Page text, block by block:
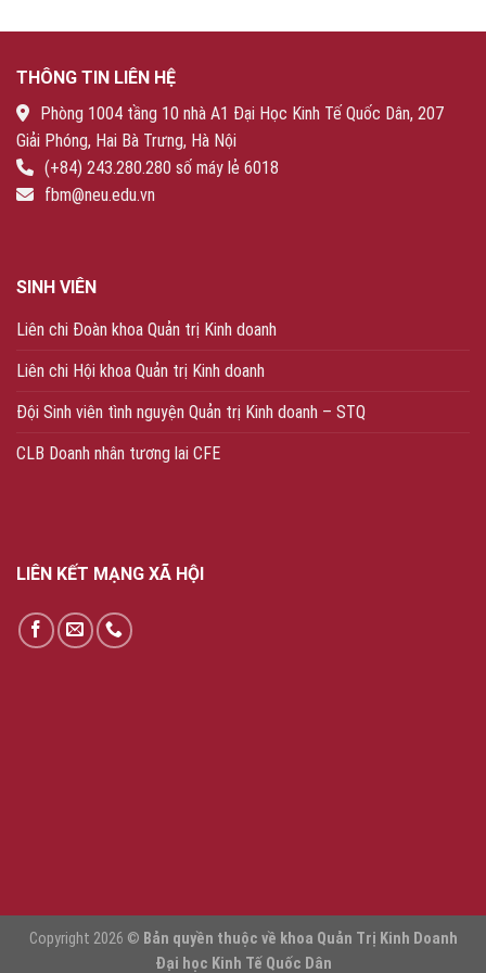
THÔNG TIN LIÊN HỆ
Phòng 1004 tầng 10 nhà A1 Đại Học Kinh Tế Quốc Dân, 207
Giải Phóng, Hai Bà Trưng, Hà Nội
(+84) 243.280.280 số máy lẻ 6018
fbm@neu.edu.vn
SINH VIÊN
Liên chi Đoàn khoa Quản trị Kinh doanh
Liên chi Hội khoa Quản trị Kinh doanh
Đội Sinh viên tình nguyện Quản trị Kinh doanh – STQ
CLB Doanh nhân tương lai CFE
LIÊN KẾT MẠNG XÃ HỘI
Copyright 2026 © Bản quyền thuộc về khoa Quản Trị Kinh Doanh
Đại học Kinh Tế Quốc Dân